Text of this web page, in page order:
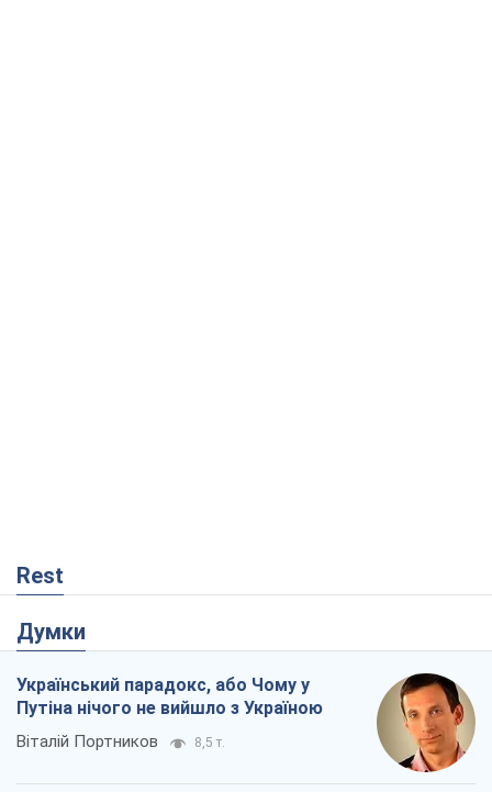
Rest
Думки
Український парадокс, або Чому у
Путіна нічого не вийшло з Україною
Віталій Портников 8,5 т.